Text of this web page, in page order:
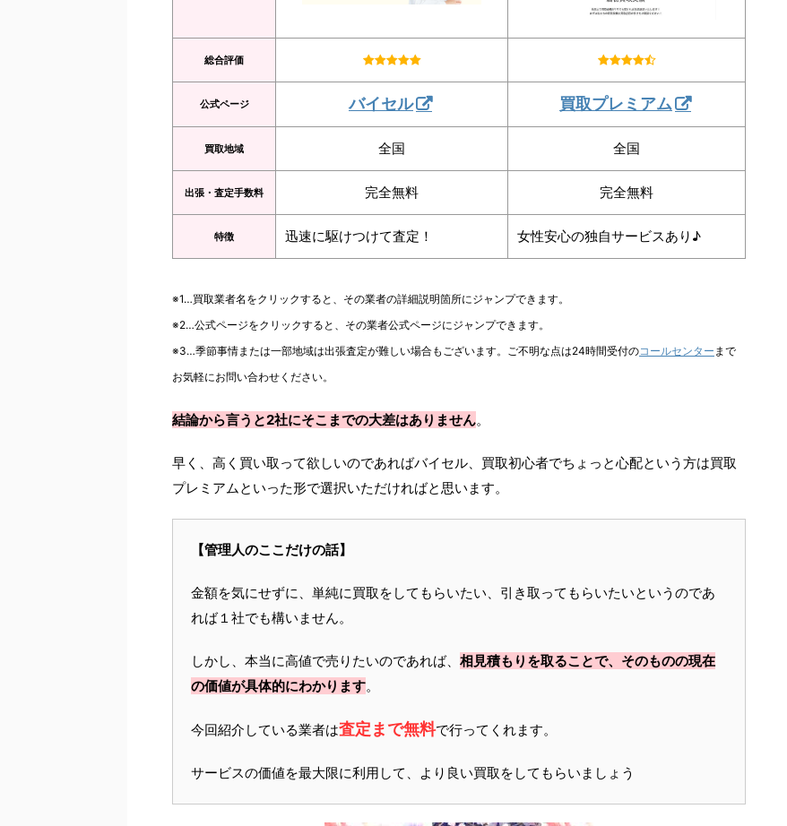
総合評価
公式ページ バイセル 買取プレミアム
買取地域 全国 全国
出張・査定手数料 完全無料 完全無料
特徴 迅速に駆けつけて査定！ 女性安心の独自サービスあり♪
※1…買取業者名をクリックすると、その業者の詳細説明箇所にジャンプできます。
※2…公式ページをクリックすると、その業者公式ページにジャンプできます。
※3…季節事情または一部地域は出張査定が難しい場合もございます。ご不明な点は24時間受付のコールセンター まで
お気軽にお問い合わせください。
結論から言うと2社にそこまでの大差はありません。
早く、高く買い取って欲しいのであればバイセル、買取初心者でちょっと心配という方は買取
プレミアムといった形で選択いただければと思います。
【管理人のここだけの話】
金額を気にせずに、単純に買取をしてもらいたい、引き取ってもらいたいというのであ
れば１社でも構いません。
しかし、本当に高値で売りたいのであれば、 相見積もりを取ることで、そのものの現在
の価値が具体的にわかります。
今回紹介している業者は査定まで無料で行ってくれます。
サービスの価値を最大限に利用して、より良い買取をしてもらいましょう